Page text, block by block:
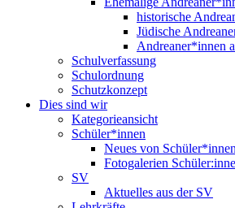
historische
Jüdische
Andreaner*innen
Schulverfassung
Schulordnung
Schutzkonzept
Dies sind wir
Kategorieansicht
Schüler*innen
Neues von
Fotogalerien
SV
Aktuelles aus der SV